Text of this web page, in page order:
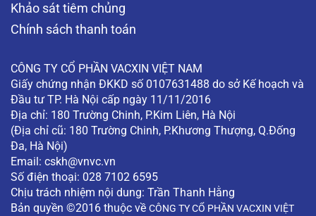
Khảo sát tiêm chủng
Chính sách thanh toán
CÔNG TY CỔ PHẦN VACXIN VIỆT NAM
Giấy chứng nhận ĐKKD số 0107631488 do sở Kế hoạch và
Đầu tư TP. Hà Nội cấp ngày 11/11/2016
Địa chỉ: 180 Trường Chinh, P.Kim Liên, Hà Nội
(Địa chỉ cũ: 180 Trường Chinh, P.Khương Thượng, Q.Đống
Đa, Hà Nội)
Email: cskh@vnvc.vn
Số điện thoại: 028 7102 6595
Chịu trách nhiệm nội dung: Trần Thanh Hằng
Bản quyền ©2016 thuộc về CÔNG TY CỔ PHẦN VACXIN VIỆT